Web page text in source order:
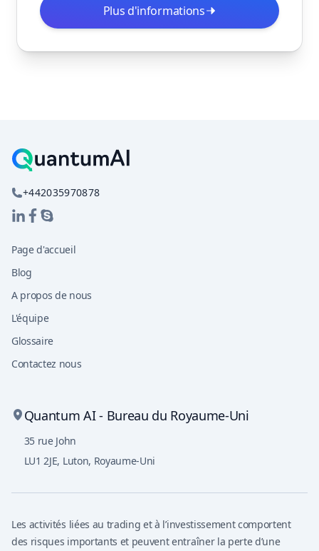
Plus d'informations
+442035970878
Page d'accueil
Blog
A propos de nous
L'équipe
Glossaire
Contactez nous
Quantum AI - Bureau du Royaume-Uni
35 rue John
LU1 2JE, Luton, Royaume-Uni
Les activités liées au trading et à l’investissement comportent
des risques importants et peuvent entraîner la perte d’une